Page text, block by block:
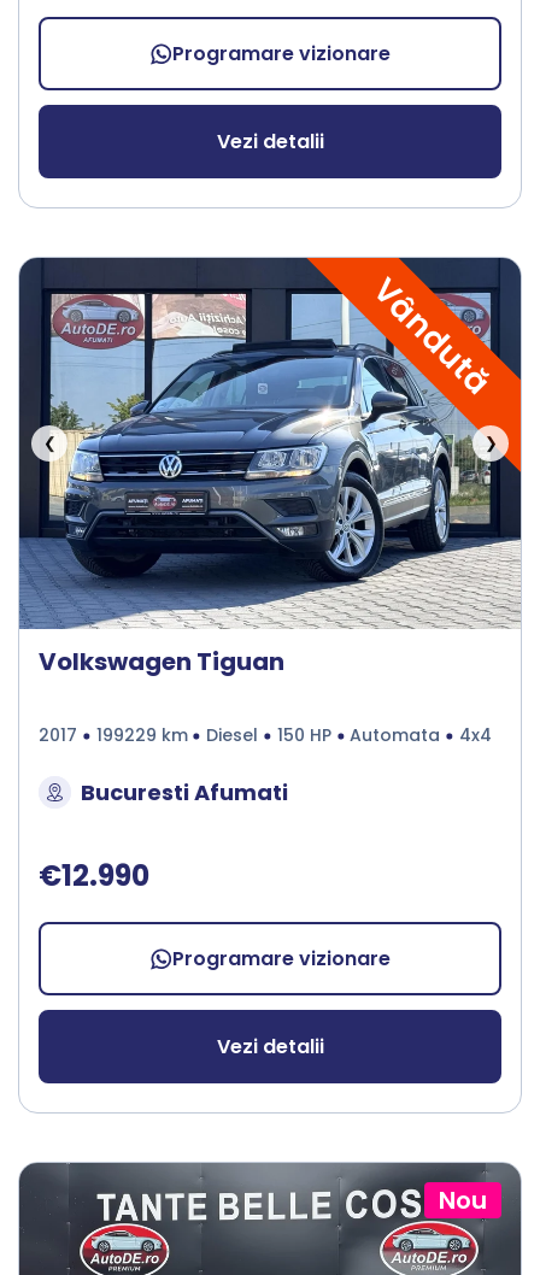
Programare vizionare
Vezi detalii
Vândută
❮ ❯
Volkswagen Tiguan
2017 199229 km Diesel 150 HP Automata 4x4
Bucuresti Afumati
€12.990
Programare vizionare
Vezi detalii
Nou